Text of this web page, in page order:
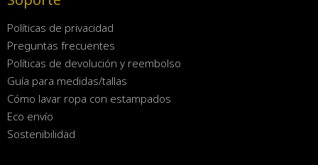
Políticas de privacidad
Preguntas frecuentes
Políticas de devolución y reembolso
Guía para medidas/tallas
Cómo lavar ropa con estampados
Eco envío
Sostenibilidad